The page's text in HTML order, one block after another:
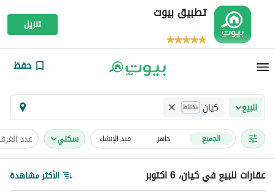
تطبيق بيوت
تنزيل
حفظ
للبيع كيان مختلط
الجميع جاهز قيد الإنشاء سكني عدد
عقارات للبيع في كيان، 6 اكتوبر الأكثر مشاهدة